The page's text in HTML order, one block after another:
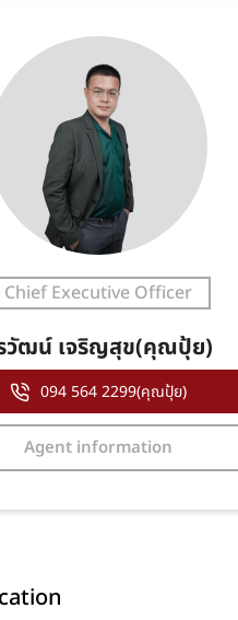
Chief Executive Officer
วัฒน์ เจริญสุข(คุณปุ้ย)
094 564 2299(คุณปุ้ย)
Agent information